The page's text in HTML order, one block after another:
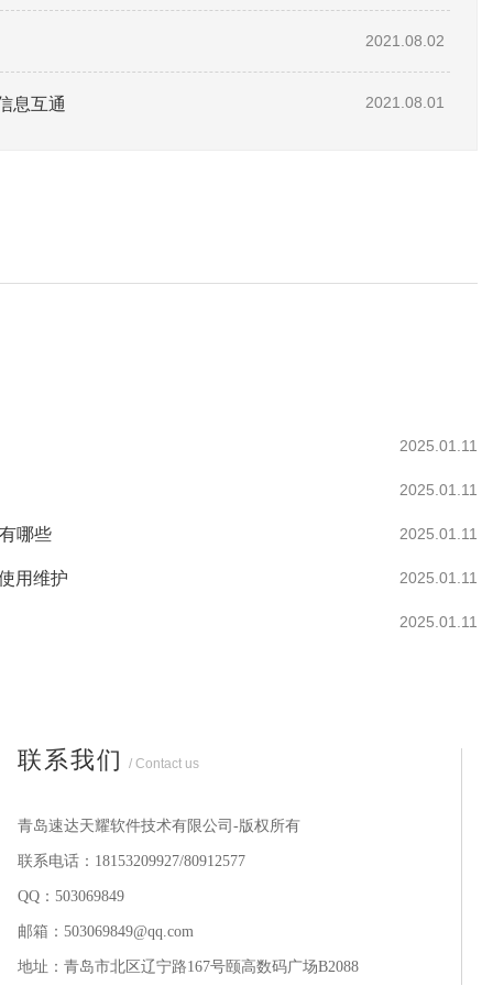
2021.08.02
息互通 2021.08.01
2025.01.11
2025.01.11
哪些 2025.01.11
用维护 2025.01.11
2025.01.11
联系我们 / Contact us
青岛速达天耀软件技术有限公司-版权所有
联系电话：18153209927/80912577
QQ：503069849
邮箱：503069849@qq.com
地址：青岛市北区辽宁路167号颐高数码广场B2088